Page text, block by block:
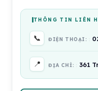
THÔNG TIN LIÊN
📞 ĐIỆN THOẠI:
📍 ĐỊA CHỈ: 361